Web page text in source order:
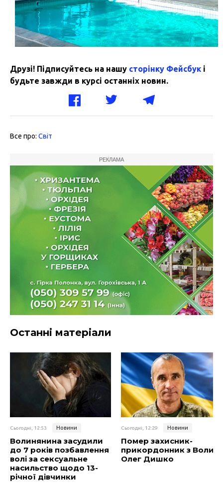
Друзі! Підписуйтесь на нашу сторінку Фейсбук і
будьте завжди в курсі останніх новин.
Все про: Світ
РЕКЛАМА
Останні матеріали
Сьогодні, 12:53 Новини
Волинянина засудили
до 7 років позбавлення
волі за сексуальне
насильство щодо 13-
річної дівчинки
Сьогодні, 12:29 Новини
Помер захисник-
прикордонник з Волині
Олег Дишко